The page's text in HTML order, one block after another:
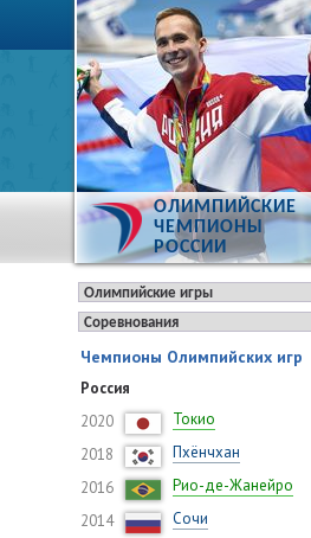
ОЛИМПИЙСКИЕ
ЧЕМПИОНЫ
РОССИИ
Чемпионы Олимпийских игр
Россия
2020
Токио
2018
Пхёнчхан
2016
Рио-де-Жанейро
2014
Сочи